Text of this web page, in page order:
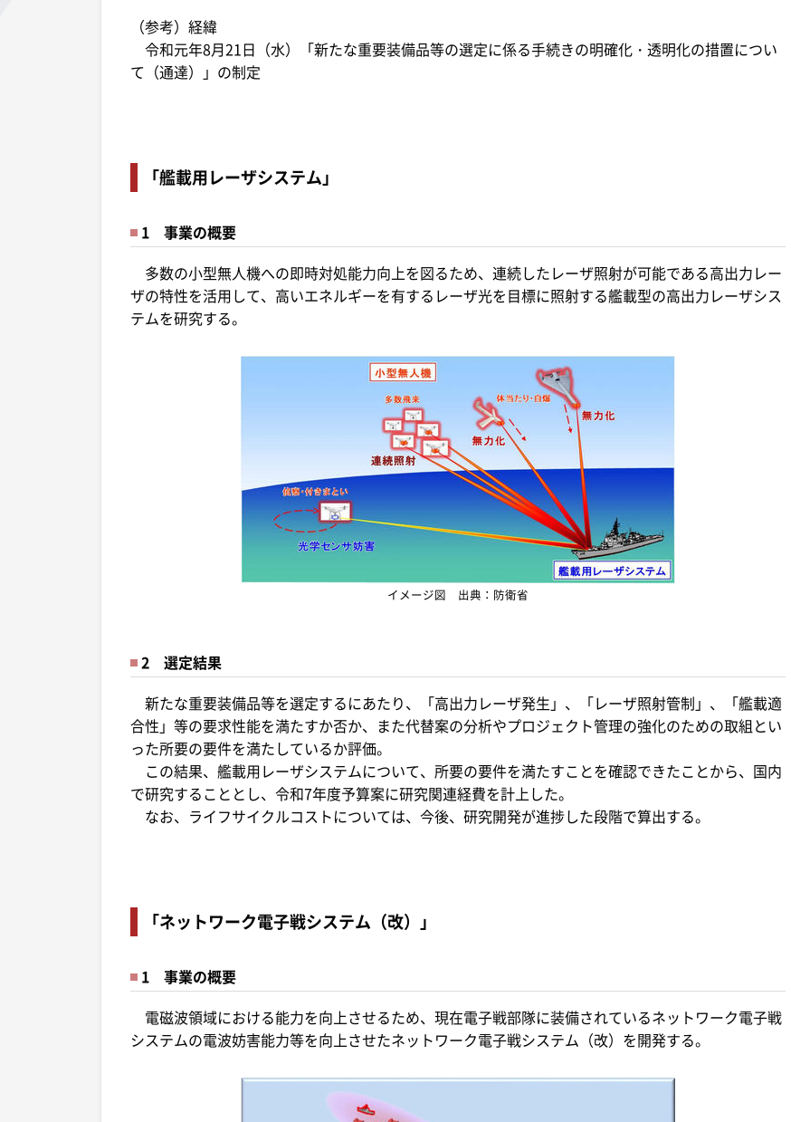
（参考）経緯
令和元年8月21日（水）「新たな重要装備品等の選定に係る手続きの明確化・透明化の措置につい
て（通達）」の制定
「艦載用レーザシステム」
1 事業の概要
多数の小型無人機への即時対処能力向上を図るため、連続したレーザ照射が可能である高出力レー
ザの特性を活用して、高いエネルギーを有するレーザ光を目標に照射する艦載型の高出力レーザシス
テムを研究する。
イメージ図 出典：防衛省
2 選定結果
新たな重要装備品等を選定するにあたり、「高出力レーザ発生」、「レーザ照射管制」、「艦載適
合性」等の要求性能を満たすか否か、また代替案の分析やプロジェクト管理の強化のための取組とい
った所要の要件を満たしているか評価。
この結果、艦載用レーザシステムについて、所要の要件を満たすことを確認できたことから、国内
で研究することとし、令和7年度予算案に研究関連経費を計上した。
なお、ライフサイクルコストについては、今後、研究開発が進捗した段階で算出する。
「ネットワーク電子戦システム（改）」
1 事業の概要
電磁波領域における能力を向上させるため、現在電子戦部隊に装備されているネットワーク電子戦
システムの電波妨害能力等を向上させたネットワーク電子戦システム（改）を開発する。